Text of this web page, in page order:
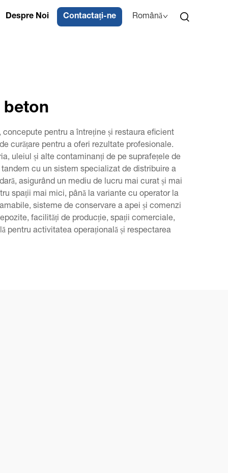
Despre Noi Contactați-ne Română
beton
pentru a întreține și restaura eficient
curățare pentru a oferi rezultate profesionale.
uleiul și alte contaminanți de pe suprafețele de
cu un sistem specializat de distribuire a
asigurând un mediu de lucru mai curat și mai
spații mai mici, până la variante cu operator la
sisteme de conservare a apei și comenzi
facilități de producție, spații comerciale,
pentru activitatea operațională și respectarea